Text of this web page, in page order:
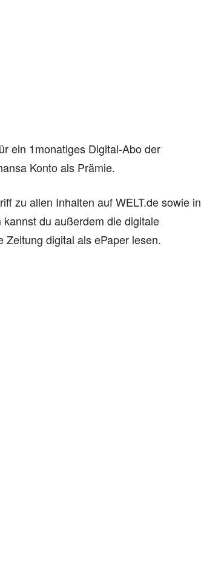
ein 1monatiges Digital-Abo der
Konto als Prämie.
zu allen Inhalten auf WELT.de sowie in
du außerdem die digitale
Zeitung digital als ePaper lesen.